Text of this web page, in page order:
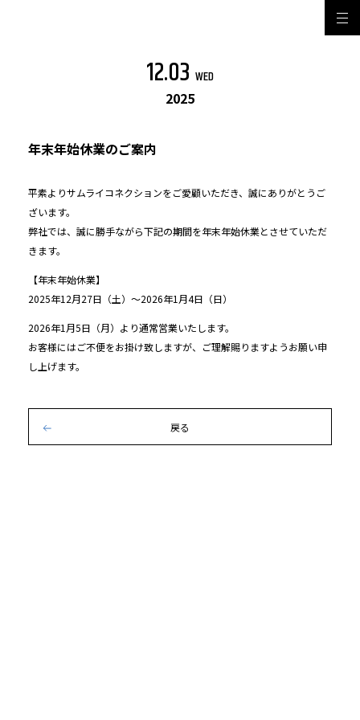
12.03 WED
2025
年末年始休業のご案内
平素よりサムライコネクションをご愛顧いただき、誠にありがとうご
ざいます。
弊社では、誠に勝手ながら下記の期間を年末年始休業とさせていただ
きます。
【年末年始休業】
2025年12月27日（土）～2026年1月4日（日）
2026年1月5日（月）より通常営業いたします。
お客様にはご不便をお掛け致しますが、ご理解賜りますようお願い申
し上げます。
戻る